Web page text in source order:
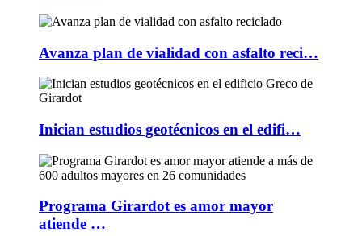
Avanza plan de vialidad con asfalto reci…
Inician estudios geotécnicos en el edifi…
Programa Girardot es amor mayor
atiende …